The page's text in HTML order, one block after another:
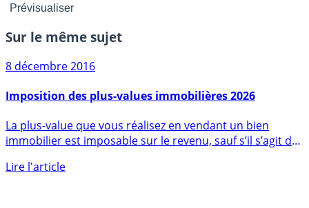
Sur le même sujet
8 décembre 2016
Imposition des plus-values immobilières 2026
immobilier est imposable sur le revenu, sauf s’il s’agit de